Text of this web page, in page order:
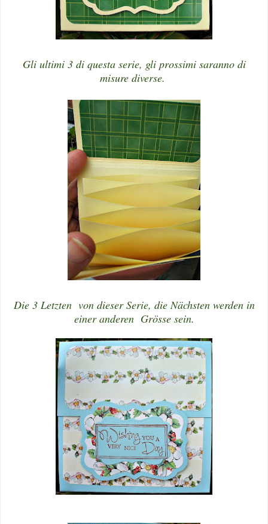
Gli ultimi 3 di questa serie, gli prossimi saranno di
misure diverse.
Die 3 Letzten von dieser Serie, die Nächsten werden in
einer anderen Grösse sein.